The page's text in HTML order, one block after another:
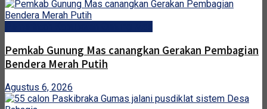
Pemkab Gunung Mas canangkan Gerakan Pembagian
Bendera Merah Putih
Agustus 6, 2026